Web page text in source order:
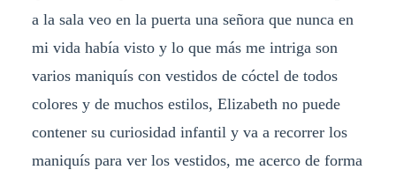
a la sala veo en la puerta una señora que nunca en
mi vida había visto y lo que más me intriga son
varios maniquís con vestidos de cóctel de todos
colores y de muchos estilos, Elizabeth no puede
contener su curiosidad infantil y va a recorrer los
maniquís para ver los vestidos, me acerco de forma